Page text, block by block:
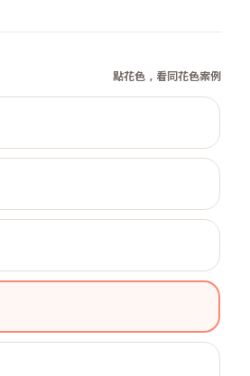
點花色，看同花色案例